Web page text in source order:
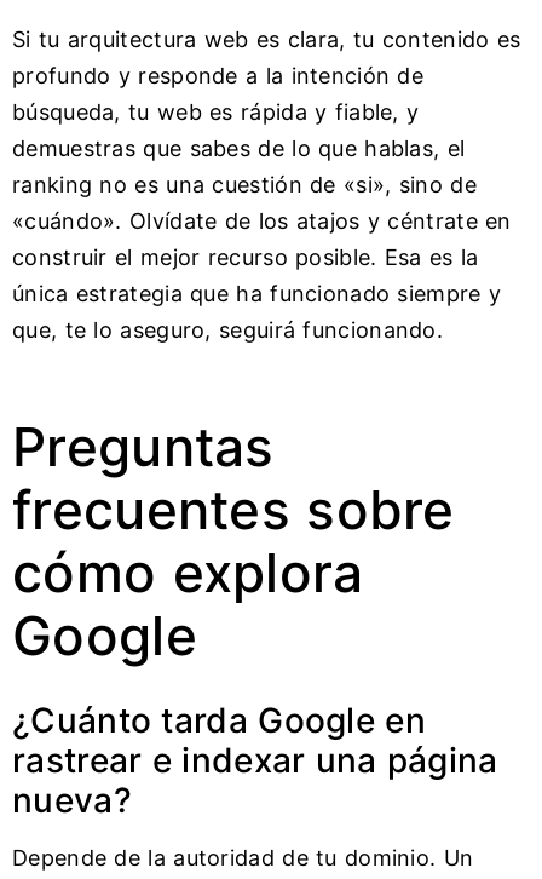
Si tu arquitectura web es clara, tu contenido es
profundo y responde a la intención de
búsqueda, tu web es rápida y fiable, y
demuestras que sabes de lo que hablas, el
ranking no es una cuestión de «si», sino de
«cuándo». Olvídate de los atajos y céntrate en
construir el mejor recurso posible. Esa es la
única estrategia que ha funcionado siempre y
que, te lo aseguro, seguirá funcionando.
Preguntas
frecuentes sobre
cómo explora
Google
¿Cuánto tarda Google en
rastrear e indexar una página
nueva?
Depende de la autoridad de tu dominio. Un